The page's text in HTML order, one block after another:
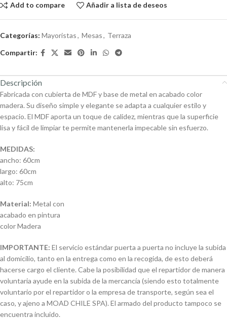
Add to compare Añadir a lista de deseos
Categorías: Mayoristas, Mesas, Terraza
Compartir:
Descripción
Fabricada con cubierta de MDF y base de metal en acabado color
madera. Su diseño simple y elegante se adapta a cualquier estilo y
espacio. El MDF aporta un toque de calidez, mientras que la superficie
lisa y fácil de limpiar te permite mantenerla impecable sin esfuerzo.
MEDIDAS:
ancho: 60cm
largo: 60cm
alto: 75cm
Material: Metal con
acabado en pintura
color Madera
IMPORTANTE: El servicio estándar puerta a puerta no incluye la subida
al domicilio, tanto en la entrega como en la recogida, de esto deberá
hacerse cargo el cliente. Cabe la posibilidad que el repartidor de manera
voluntaria ayude en la subida de la mercancía (siendo esto totalmente
voluntario por el repartidor o la empresa de transporte, según sea el
caso, y ajeno a MOAD CHILE SPA). El armado del producto tampoco se
encuentra incluido.